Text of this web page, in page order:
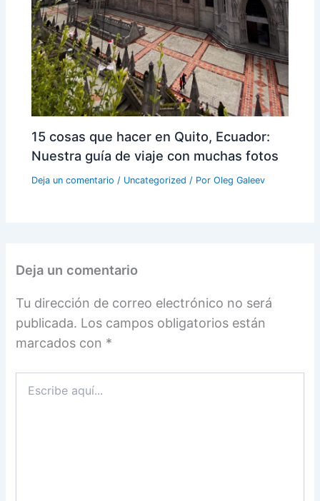
15 cosas que hacer en Quito, Ecuador:
Nuestra guía de viaje con muchas fotos
Deja un comentario / Uncategorized / PorOleg Galeev
Deja un comentario
Tu dirección de correo electrónico no será
publicada. Los campos obligatorios están
marcados con *
aquí...